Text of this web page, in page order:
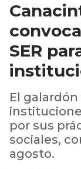
SER
El
por sus
sociales,
agosto.